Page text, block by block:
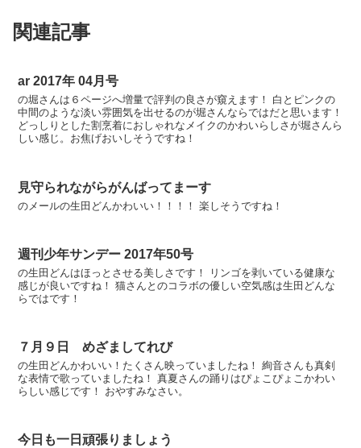
関連記事
ar 2017年 04月号
の堀さんは６ページへ増量で評判の良さが窺えます！ 白とピンクの
中間のような淡い雰囲気を出せるのが堀さんならではだと思います！
どっしりとした割烹着におしゃれなメイクのかわいらしさが堀さんら
しい感じ。お焦げおいしそうですね！
見守られながらがんばってまーす
のメールの生田どんかわいい！！！！ 楽しそうですね！
週刊少年サンデー 2017年50号
の生田どんはほっとさせる美しさです！ リンゴを剥いている健康な
感じが良いですね！ 猫さんとのコラボの優しい空気感は生田どんな
らではです！
７月９日 めざましてれび
の生田どんかわいい！たくさん映っていましたね！ 絢音さんも真剣
な表情で歌っていましたね！ 真夏さんの踊りはぴょこぴょこかわい
らしい感じです！ おやすみなさい。
今日も一日頑張りましょう